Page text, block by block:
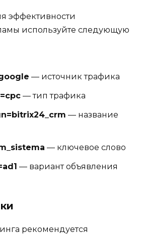
эффективности
используйте следующую
— источник трафика
— тип трафика
— название
— ключевое слово
— вариант объявления
рекомендуется